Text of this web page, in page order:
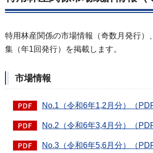
特用林産関係の市場情報（奇数月発行）
集（年1回発行）を掲載します。
市場情報
No.1（令和6年1,2月分）（
No.2（令和6年3,4月分）（
No.3（令和6年5,6月分）（